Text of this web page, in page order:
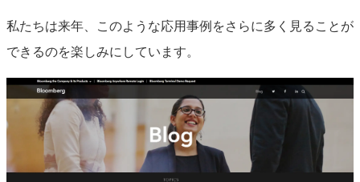
私たちは来年、このような応用事例をさらに多く見ることが
できるのを楽しみにしています。